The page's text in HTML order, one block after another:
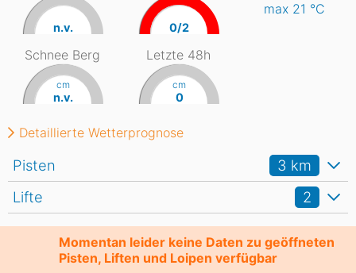
Momentan leider keine Daten zu geöffneten
Pisten, Liften und Loipen verfügbar
Lifte 2
Pisten 3 km
n.v. 0/2
max 21 °C
Schnee Berg
cm
n.v.
Letzte 48h
cm
0
Detaillierte Wetterprognose